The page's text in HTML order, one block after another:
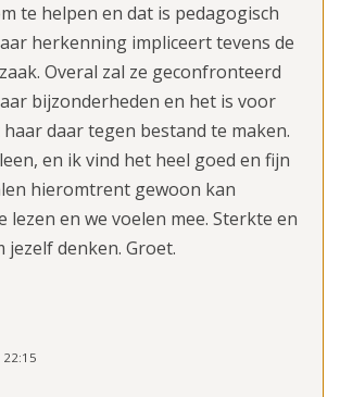
te helpen en dat is pedagogisch
herkenning impliceert tevens de
zaak. Overal zal ze geconfronteerd
bijzonderheden en het is voor
daar tegen bestand te maken.
en ik vind het heel goed en fijn
hieromtrent gewoon kan
lezen en we voelen mee. Sterkte en
denken. Groet.